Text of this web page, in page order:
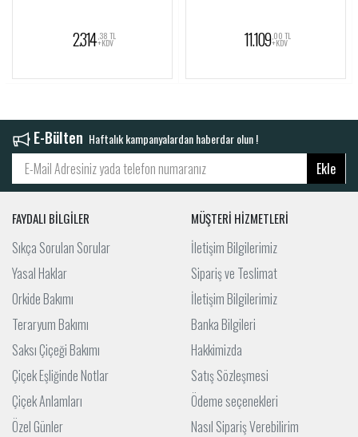
2.314,38 TL
+KDV 11.109,00 TL
+KDV
E-Bülten Haftalık kampanyalardan haberdar olun !
Ekle
FAYDALI BİLGİLER
Sıkça Sorulan Sorular
Yasal Haklar
Orkide Bakımı
Teraryum Bakımı
Saksı Çiçeği Bakımı
Çiçek Eşliğinde Notlar
Çiçek Anlamları
Özel Günler
MÜŞTERİ HİZMETLERİ
İletişim Bilgilerimiz
Sipariş ve Teslimat
İletişim Bilgilerimiz
Banka Bilgileri
Hakkimizda
Satış Sözleşmesi
Ödeme seçenekleri
Nasıl Sipariş Verebilirim